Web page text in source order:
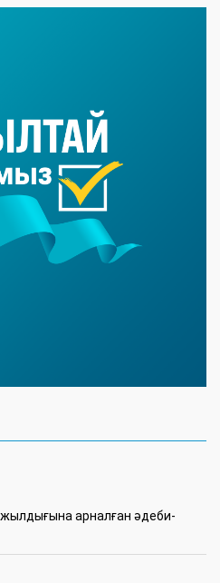
арналған әдеби-